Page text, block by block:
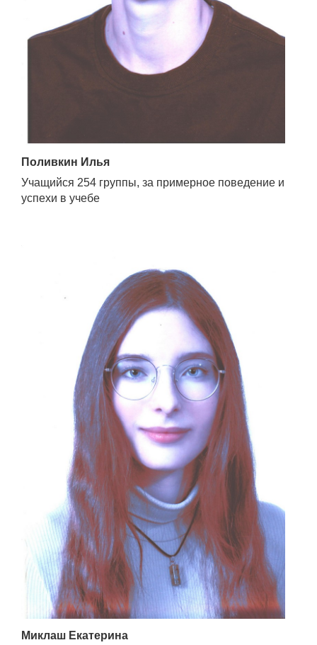
Поливкин Илья
Учащийся 254 группы, за примерное поведение и
успехи в учебе
Миклаш Екатерина